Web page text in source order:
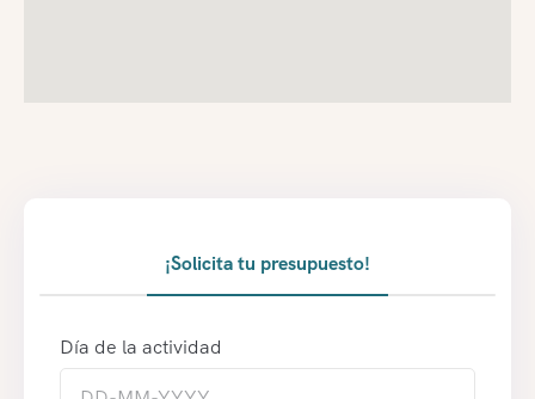
¡Solicita tu presupuesto!
Día de la actividad